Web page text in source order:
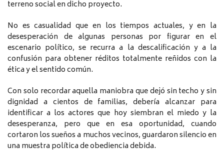
terreno social en dicho proyecto.
No es casualidad que en los tiempos actuales, y en la
desesperación de algunas personas por figurar en el
escenario político, se recurra a la descalificación y a la
confusión para obtener réditos totalmente reñidos con la
ética y el sentido común.
Con solo recordar aquella maniobra que dejó sin techo y sin
dignidad a cientos de familias, debería alcanzar para
identificar a los actores que hoy siembran el miedo y la
desesperanza, pero que en esa oportunidad, cuando
cortaron los sueños a muchos vecinos, guardaron silencio en
una muestra política de obediencia debida.